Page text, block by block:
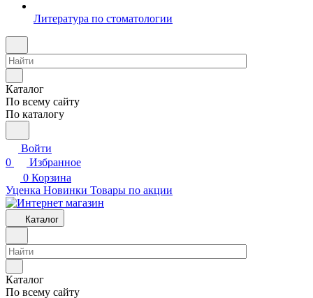
Литература по стоматологии
Каталог
По всему сайту
По каталогу
Войти
0
Избранное
0 Корзина
Уценка Новинки Товары по акции
Каталог
Каталог
По всему сайту